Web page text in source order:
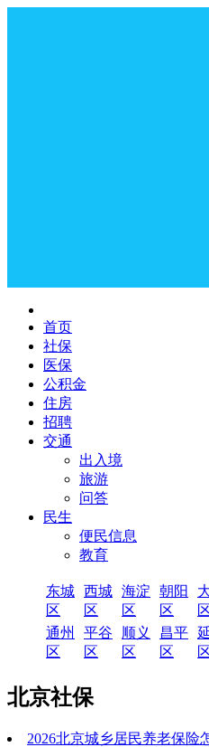
首页
社保
医保
公积金
住房
招聘
交通
出入境
旅游
问答
民生
便民信息
教育
东城
区
西城
区
海淀
区
朝阳
区
通州
区
平谷
区
顺义
区
昌平
区
北京社保
2026北京城乡居民养老保险